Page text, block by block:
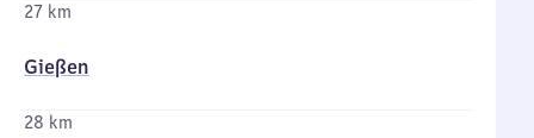
27 km
Gießen
28 km